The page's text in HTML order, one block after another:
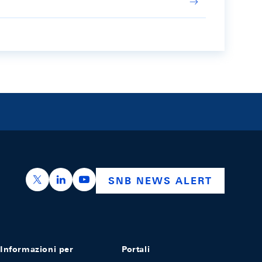
https://x.com/snb_bns
https://ch.linkedin.com/company/swiss-
https://www.youtube.com/
SNB NEWS ALERT
Informazioni per Portali